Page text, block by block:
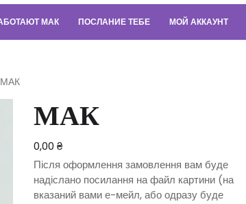
МАК ПОСЛАНИЕ ТЕБЕ МОЙ АККАУНТ
МАК
0,00 ₴
Після оформлення замовлення вам буде
надіслано посилання на файл картини (на
вказаний вами е-мейл, або одразу буде